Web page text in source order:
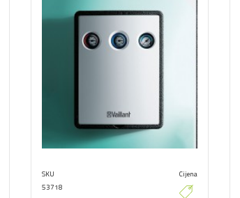
SKU
53718
Cijena